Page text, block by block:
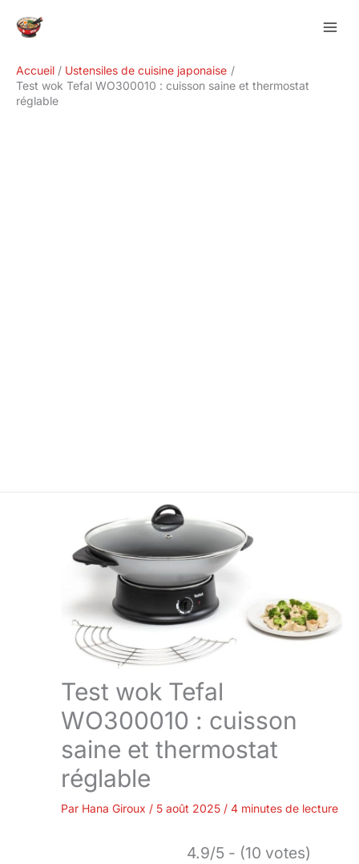
Accueil
Ustensiles de cuisine japonaise
Test wok Tefal WO300010 : cuisson saine et thermostat
réglable
Test wok Tefal
WO300010 : cuisson
saine et thermostat
réglable
Par Hana Giroux / 5 août 2025 / 4 minutes de lecture
4.9/5 - (10 votes)